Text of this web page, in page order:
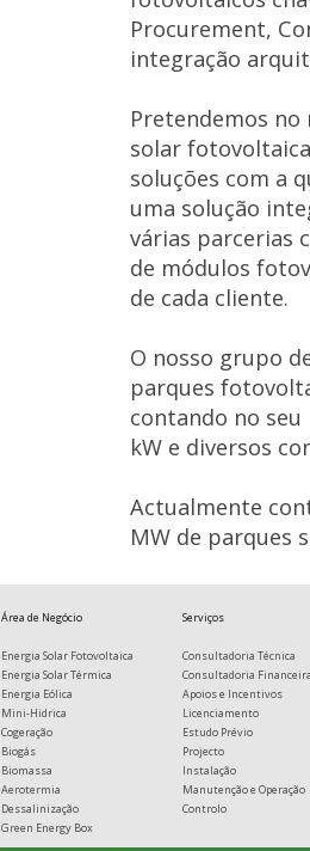
Procurement,
integração
Pretendemos
solar
soluções com a
uma solução
várias parcerias
de módulos
de cada cliente.
O nosso grupo
parques
contando no seu
kW e diversos
Actualmente
MW de parques
Área de Negócio
Energia Solar Fotovoltaica
Energia Solar Térmica
Energia Eólica
Mini-Hidrica
Cogeração
Biogás
Biomassa
Aerotermia
Dessalinização
Green Energy Box
Serviços
Consultadoria Técnica
Consultadoria
Apoios e Incentivos
Licenciamento
Estudo Prévio
Projecto
Instalação
Manutenção e Operação
Controlo